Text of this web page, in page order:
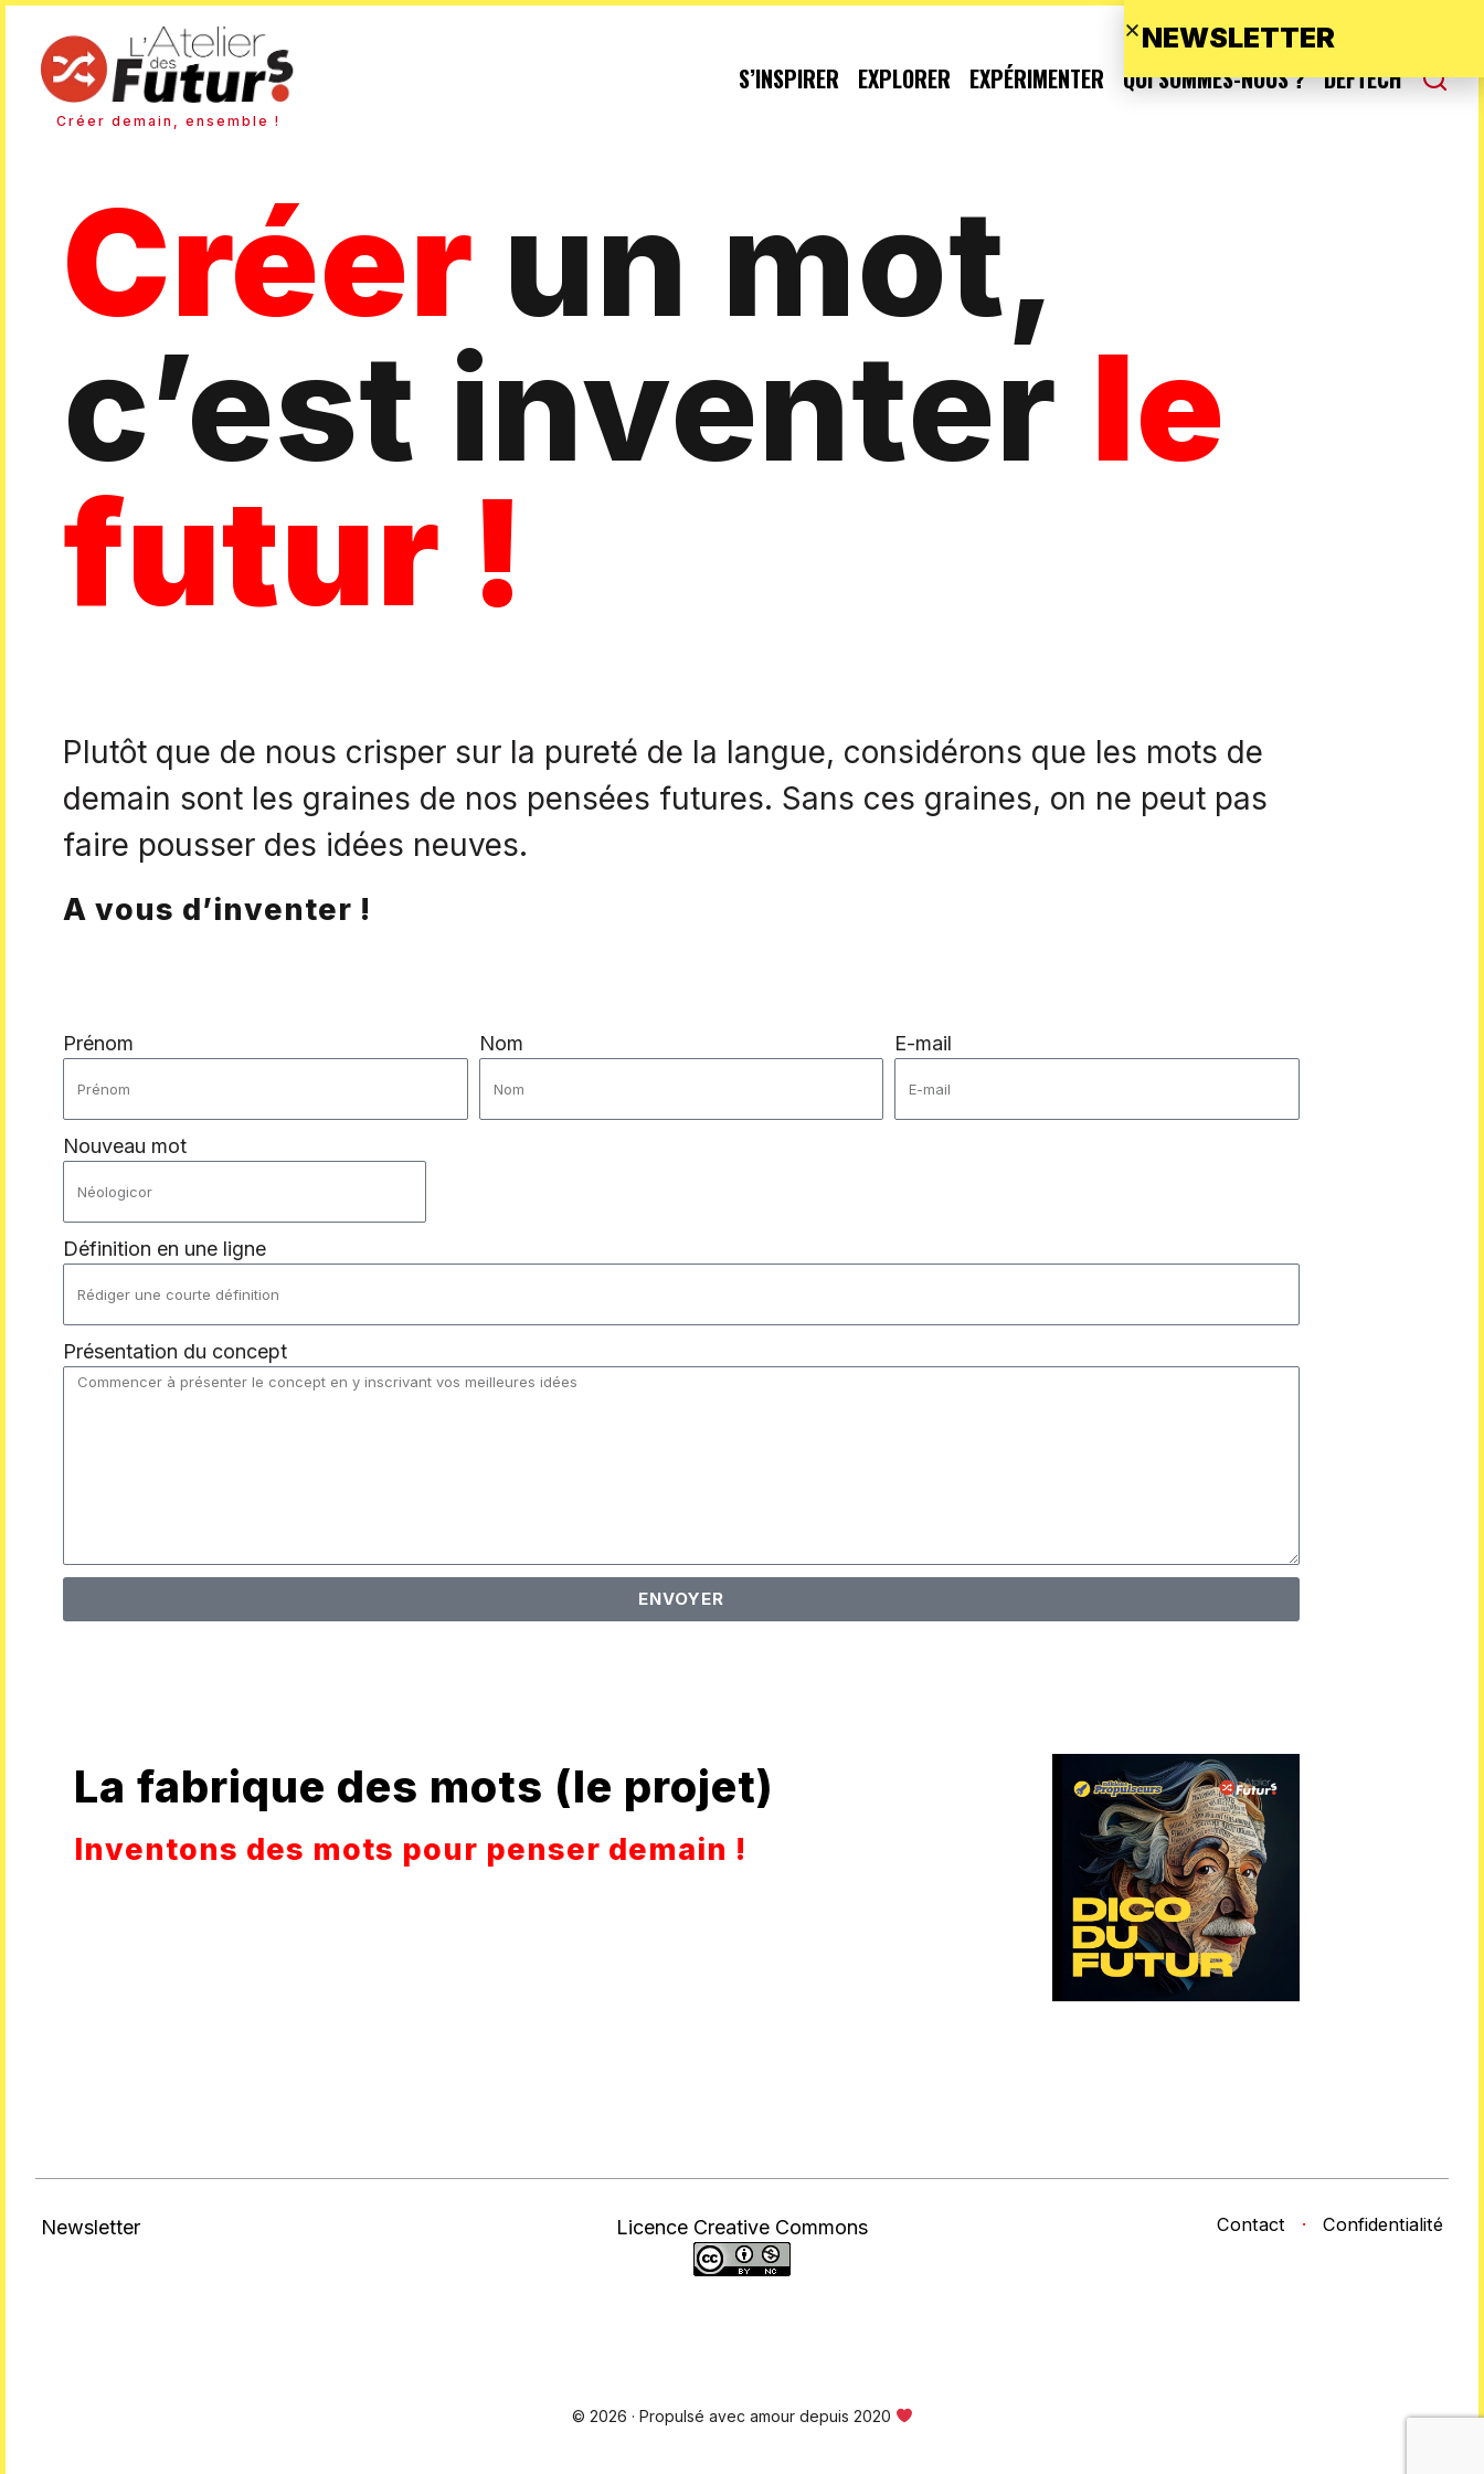
Créer demain, ensemble !
S’INSPIRER EXPLORER EXPÉRIMENTER QUI SOMMES-NOUS ? DEFTECH
Créer un mot,
c’est inventer le
futur !
Plutôt que de nous crisper sur la pureté de la langue, considérons que les mots de
demain sont les graines de nos pensées futures. Sans ces graines, on ne peut pas
faire pousser des idées neuves.
A vous d’inventer !
Prénom Nom E-mail
Nouveau mot
Définition en une ligne
Présentation du concept
ENVOYER
La fabrique des mots (le projet)
Inventons des mots pour penser demain !
Newsletter Licence Creative Commons Contact · Confidentialité
© 2026 · Propulsé avec amour depuis 2020
NEWSLETTER